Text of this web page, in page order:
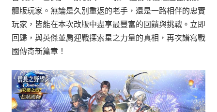
體版玩家。無論是久別重返的老手，還是一路相伴的忠實
玩家，皆能在本次改版中盡享最豐富的回饋與挑戰。立即
回歸，與英傑並肩迎戰探索星之力量的真相，再次譜寫戰
國傳奇新篇章！